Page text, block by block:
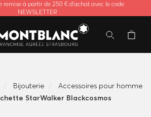
remise à partir de 250 € d'achat avec le code
NEWSLETTER
Bijouterie
Accessoires pour homme
StarWalker Blackcosmos